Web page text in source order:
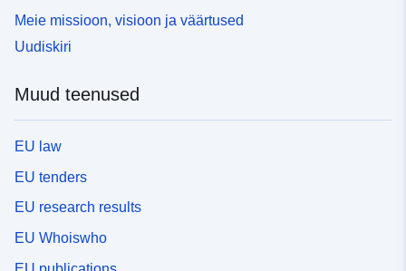
Meie missioon, visioon ja väärtused
Uudiskiri
Muud teenused
EU law
EU tenders
EU research results
EU Whoiswho